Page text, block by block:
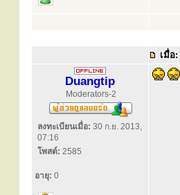
เมื่อ:
Duangtip
Moderators-2
ลงทะเบียนเมื่อ: 30 ก.ย. 2013,
07:16
โพสต์: 2585
อายุ: 0